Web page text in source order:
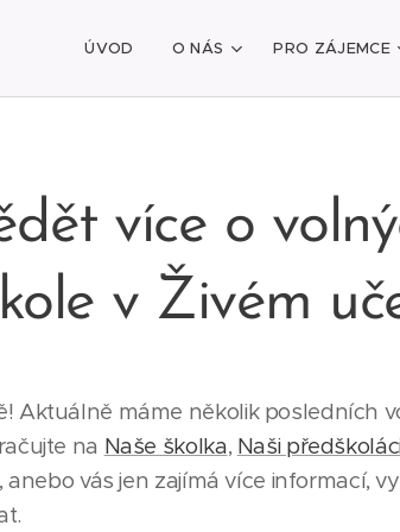
ÚVOD O NÁS PRO ZÁJEMCE
více o
v Živém
Aktuálně máme několik posledních
na Naše školka, Naši
anebo vás jen zajímá více informací,